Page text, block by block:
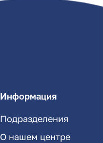
Информация
Подразделения
О нашем центре